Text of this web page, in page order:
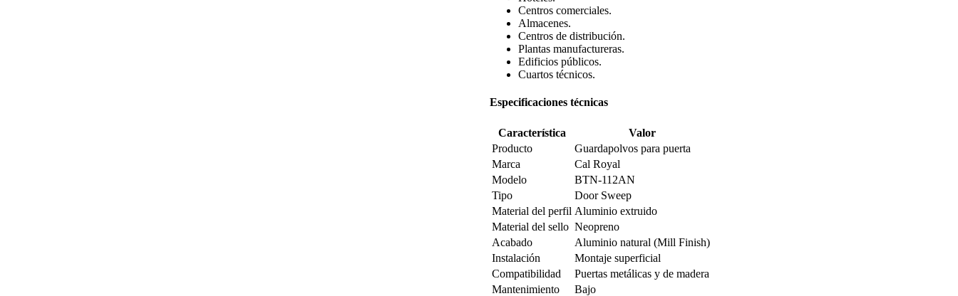
Centros comerciales.
Almacenes.
Centros de distribución.
Plantas manufactureras.
Edificios públicos.
Cuartos técnicos.
Especificaciones técnicas
Característica
Valor
Producto
Guardapolvos para puerta
Marca
Cal Royal
Modelo
BTN-112AN
Tipo
Door Sweep
Material del perfil Aluminio extruido
Material del sello Neopreno
Acabado
Aluminio natural (Mill Finish)
Instalación
Montaje superficial
Compatibilidad
Puertas metálicas y de madera
Mantenimiento
Bajo